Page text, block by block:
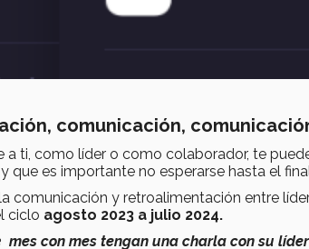
comunicación,
a ti, como líder o como colaborador, te
que es importante no esperarse hasta el
comunicación y retroalimentación entre
ciclo agosto 2023 a julio 2024.
mes con mes tengan una charla con su